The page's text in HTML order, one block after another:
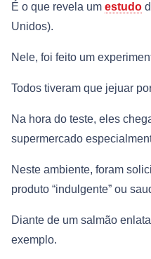
É o que revela um estudo
Unidos).
Nele, foi feito um
Todos tiveram que jejuar
Na hora do teste, eles
supermercado
Neste ambiente, foram
produto “indulgente” ou
Diante de um salmão
exemplo.